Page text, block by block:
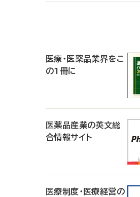
医療・医薬品業界をこ
の1冊に
医薬品産業の英文総
合情報サイト
医療制度・医療経営の